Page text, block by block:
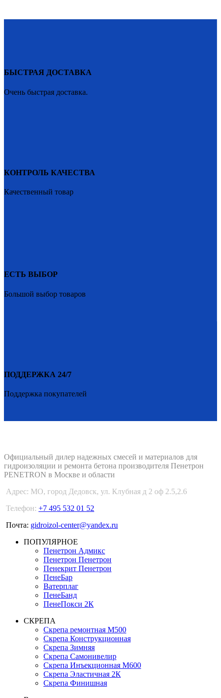
БЫСТРАЯ ДОСТАВКА
Очень быстрая доставка.
КОНТРОЛЬ КАЧЕСТВА
Качественный товар
ЕСТЬ ВЫБОР
Большой выбор товаров
ПОДДЕРЖКА 24/7
Поддержка покупателей
Официальный дилер надежных смесей и материалов для
гидроизоляции и ремонта бетона производителя Пенетрон
PENETRON в Москве и области
Адрес: МО, город Дедовск, ул. Клубная д 2 оф 2.5,2.6
Телефон: +7 495 532 01 52
Почта: gidroizol-center@yandex.ru
ПОПУЛЯРНОЕ
Пенетрон Адмикс
Пенетрон Пенетрон
Пенекрит Пенетрон
ПенеБар
Ватерплаг
ПенеБанд
ПенеПокси 2К
СКРЕПА
Скрепа ремонтная М500
Скрепа Конструкционная
Скрепа Зимняя
Скрепа Самонивелир
Скрепа Инъекционная М600
Скрепа Эластичная 2К
Скрепа Финишная